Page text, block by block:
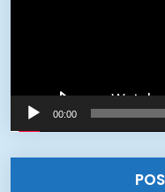
00:00